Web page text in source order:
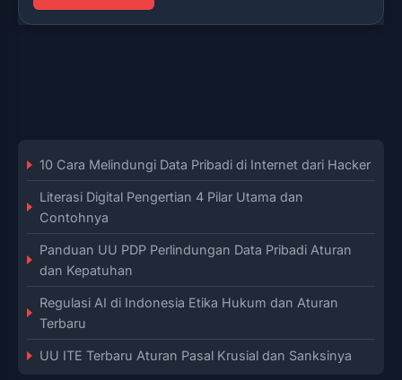
10 Cara Melindungi Data Pribadi di Internet dari Hacker
Literasi Digital Pengertian 4 Pilar Utama dan
Contohnya
Panduan UU PDP Perlindungan Data Pribadi Aturan
dan Kepatuhan
Regulasi AI di Indonesia Etika Hukum dan Aturan
Terbaru
UU ITE Terbaru Aturan Pasal Krusial dan Sanksinya